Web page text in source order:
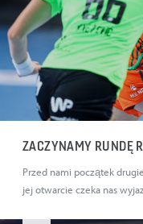
ZACZYNAMY RUNDĘ
Przed nami początek
jej otwarcie czeka nas